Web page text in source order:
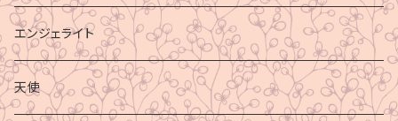
エンジェライト
天使